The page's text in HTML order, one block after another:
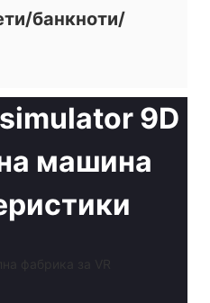
банкноти/
9D
машина